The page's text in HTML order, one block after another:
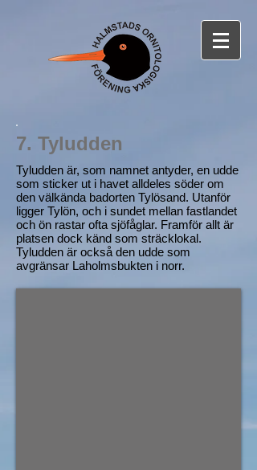
7. Tyludden
Tyludden är, som namnet antyder, en udde
som sticker ut i havet alldeles söder om
den välkända badorten Tylösand. Utanför
ligger Tylön, och i sundet mellan fastlandet
och ön rastar ofta sjöfåglar. Framför allt är
platsen dock känd som sträcklokal.
Tyludden är också den udde som
avgränsar Laholmsbukten i norr.